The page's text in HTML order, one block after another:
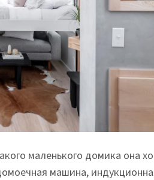
маленького домика она
машина,